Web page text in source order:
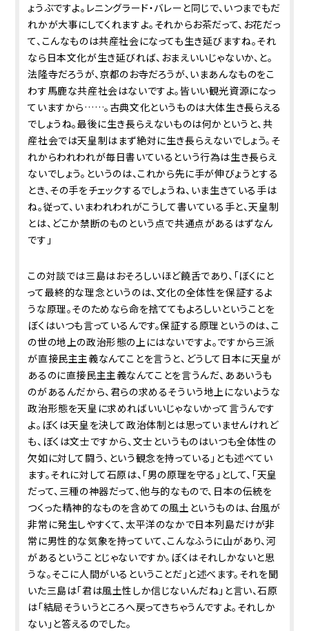
ょうぶですよ。レニングラード・バレーと同じで、いつまでもだ
れかが大事にしてくれますよ。それからお茶だって、お花だっ
て、こんなものは共産社会になっても生き延びますね。それ
なら日本文化が生き延びれば、おまえいいじゃないか、と。
法隆寺だろうが、京都のお寺だろうが、いまあんなものをこ
わす馬鹿な共産社会はないですよ。皆いい観光資源になっ
ていますから……。古典文化というものは大体生き長らえる
でしょうね。最後に生き長らえないものは何かというと、共
産社会では天皇制はまず絶対に生き長らえないでしょう。そ
れからわれわれが毎日書いているという行為は生き長らえ
ないでしょう。というのは、これから先に手が伸びょうとする
とき、その手をチェックするでしょうね、いま生きている手は
ね。従って、いまわれわれがこうして書いている手と、天皇制
とは、どこか禁断のものという点で共通点があるはずなん
です」
この対談では三島はおそろしいほど饒舌であり、「ぼくにと
って最終的な理念というのは、文化の全体性を保証するよ
うな原理。そのためなら命を捨ててもよろしいということを
ぼくはいつも言っているんです。保証する原理というのは、こ
の世の地上の政治形態の上にはないですよ。ですから三派
が直接民主主義なんてことを言うと、どうして日本に天皇が
あるのに直接民主主義なんてことを言うんだ、ああいうも
のがあるんだから、君らの求めるそういう地上にないような
政治形態を天皇に求めればいいじゃないかって言うんです
よ。ぼくは天皇を決して政治体制とは思っていませんけれど
も、ぼくは文士ですから、文士というものはいつも全体性の
欠如に対して闘う、という観念を持っている」とも述べてい
ます。それに対して石原は、「男の原理を守る」として、「天皇
だって、三種の神器だって、他与的なもので、日本の伝統を
つくった精神的なものを含めての風土というものは、台風が
非常に発生しやすくて、太平洋のなかで日本列島だけが非
常に男性的な気象を持っていて、こんなふうに山があり、河
があるということじゃないですか。ぼくはそれしかないと思
うな。そこに人間がいるということだ」と述べます。それを聞
いた三島は「君は風土性しか信じないんだね」と言い、石原
は「結局そういうところへ戻ってきちゃうんですよ。それしか
ない」と答えるのでした。